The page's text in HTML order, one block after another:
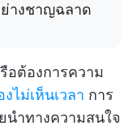
ย่างชาญฉลาด
ต้องการความ
ไม่เห็นเวลา การ
นำทางความสนใจ